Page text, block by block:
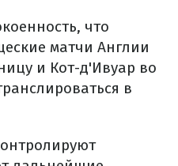
что
матчи Англии
и Кот-д'Ивуар во
в